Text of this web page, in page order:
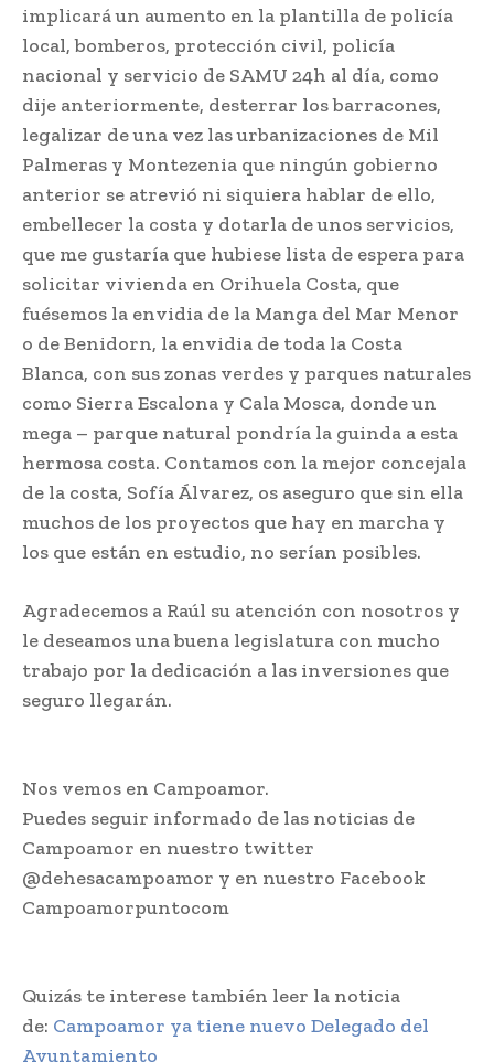
implicará un aumento en la plantilla de policía
local, bomberos, protección civil, policía
nacional y servicio de SAMU 24h al día, como
dije anteriormente, desterrar los barracones,
legalizar de una vez las urbanizaciones de Mil
Palmeras y Montezenia que ningún gobierno
anterior se atrevió ni siquiera hablar de ello,
embellecer la costa y dotarla de unos servicios,
que me gustaría que hubiese lista de espera para
solicitar vivienda en Orihuela Costa, que
fuésemos la envidia de la Manga del Mar Menor
o de Benidorn, la envidia de toda la Costa
Blanca, con sus zonas verdes y parques naturales
como Sierra Escalona y Cala Mosca, donde un
mega – parque natural pondría la guinda a esta
hermosa costa. Contamos con la mejor concejala
de la costa, Sofía Álvarez, os aseguro que sin ella
muchos de los proyectos que hay en marcha y
los que están en estudio, no serían posibles.
Agradecemos a Raúl su atención con nosotros y
le deseamos una buena legislatura con mucho
trabajo por la dedicación a las inversiones que
seguro llegarán.
Nos vemos en Campoamor.
Puedes seguir informado de las noticias de
Campoamor en nuestro twitter
@dehesacampoamor y en nuestro Facebook
Campoamorpuntocom
Quizás te interese también leer la noticia
de: Campoamor ya tiene nuevo Delegado del
Ayuntamiento